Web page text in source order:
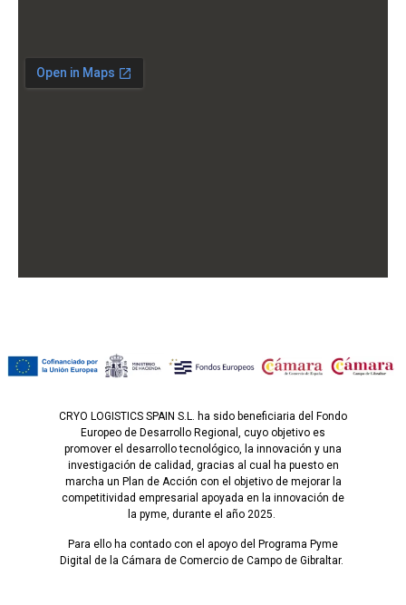
CRYO LOGISTICS SPAIN S.L. ha sido beneficiaria del Fondo
Europeo de Desarrollo Regional, cuyo objetivo es
promover el desarrollo tecnológico, la innovación y una
investigación de calidad, gracias al cual ha puesto en
marcha un Plan de Acción con el objetivo de mejorar la
competitividad empresarial apoyada en la innovación de
la pyme, durante el año 2025.
Para ello ha contado con el apoyo del Programa Pyme
Digital de la Cámara de Comercio de Campo de Gibraltar.